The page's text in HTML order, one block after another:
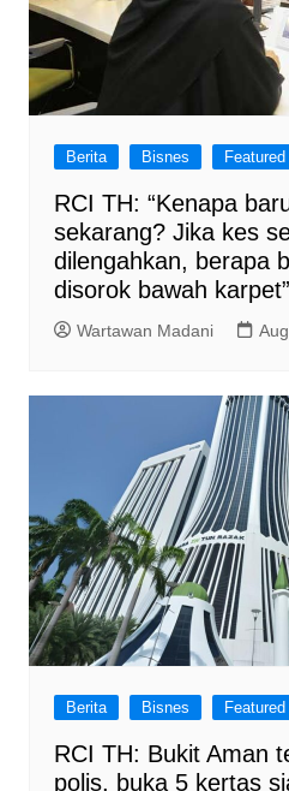
Berita Bisnes Featured
RCI TH: “Kenapa
sekarang? Jika kes
dilengahkan, berapa
disorok bawah
Wartawan Madani
Berita Bisnes Featured
RCI TH: Bukit Aman
polis, buka 5 kertas